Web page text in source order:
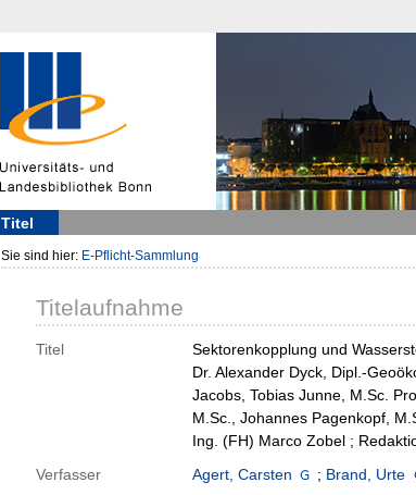
Titel
Sie sind hier: E-Pflicht-Sammlung
Titelaufnahme
Titel
Sektorenkopplung und
Dr. Alexander Dyck, Dipl.-
Jacobs, Tobias Junne, M.Sc.
M.Sc., Johannes Pagenkopf,
Ing. (FH) Marco Zobel ;
Verfasser
Agert, Carsten ; Brand, Urte